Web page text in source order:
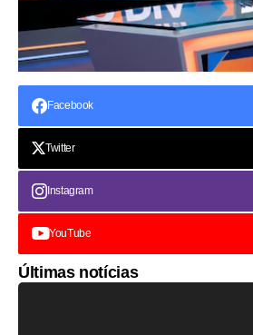
Facebook
Twitter
Instagram
YouTube
Últimas notícias